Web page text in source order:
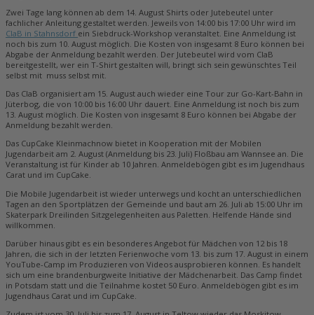
Zwei Tage lang können ab dem 14. August Shirts oder Jutebeutel unter
fachlicher Anleitung gestaltet werden. Jeweils von 14:00 bis 17:00 Uhr wird im
ClaB in Stahnsdorf ein Siebdruck-Workshop veranstaltet. Eine Anmeldung ist
noch bis zum 10. August möglich. Die Kosten von insgesamt 8 Euro können bei
Abgabe der Anmeldung bezahlt werden. Der Jutebeutel wird vom ClaB
bereitgestellt, wer ein T-Shirt gestalten will, bringt sich sein gewünschtes Teil
selbst mit muss selbst mit.
Das ClaB organisiert am 15. August auch wieder eine Tour zur Go-Kart-Bahn in
Jüterbog, die von 10:00 bis 16:00 Uhr dauert. Eine Anmeldung ist noch bis zum
13. August möglich. Die Kosten von insgesamt 8 Euro können bei Abgabe der
Anmeldung bezahlt werden.
Das CupCake Kleinmachnow bietet in Kooperation mit der Mobilen
Jugendarbeit am 2. August (Anmeldung bis 23. Juli) Floßbau am Wannsee an. Die
Veranstaltung ist für Kinder ab 10 Jahren. Anmeldebögen gibt es im Jugendhaus
Carat und im CupCake.
Die Mobile Jugendarbeit ist wieder unterwegs und kocht an unterschiedlichen
Tagen an den Sportplätzen der Gemeinde und baut am 26. Juli ab 15:00 Uhr im
Skaterpark Dreilinden Sitzgelegenheiten aus Paletten. Helfende Hände sind
willkommen.
Darüber hinaus gibt es ein besonderes Angebot für Mädchen von 12 bis 18
Jahren, die sich in der letzten Ferienwoche vom 13. bis zum 17. August in einem
YouTube-Camp im Produzieren von Videos ausprobieren können. Es handelt
sich um eine brandenburgweite Initiative der Mädchenarbeit. Das Camp findet
in Potsdam statt und die Teilnahme kostet 50 Euro. Anmeldebögen gibt es im
Jugendhaus Carat und im CupCake.